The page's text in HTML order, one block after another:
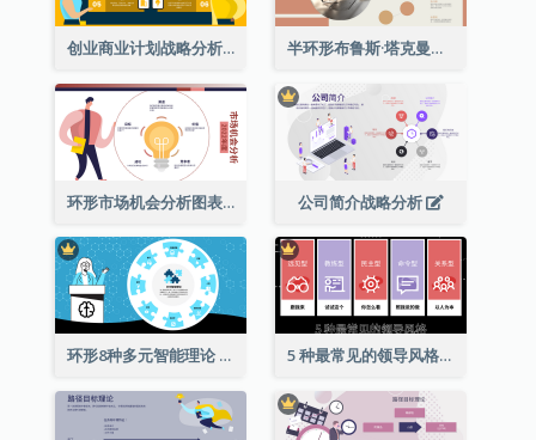
创业商业计划战略分析 半环形布鲁斯·塔克曼的团队发展阶段模型图表
环形市场机会分析图表 公司简介战略分析
环形8种多元智能理论 5 种最常见的领导风格列表